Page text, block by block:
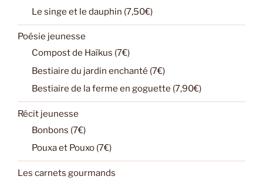
Le singe et le dauphin (7,50€)
Poésie jeunesse
Compost de Haïkus (7€)
Bestiaire du jardin enchanté (7€)
Bestiaire de la ferme en goguette (7,90€)
Récit jeunesse
Bonbons (7€)
Pouxa et Pouxo (7€)
Les carnets gourmands